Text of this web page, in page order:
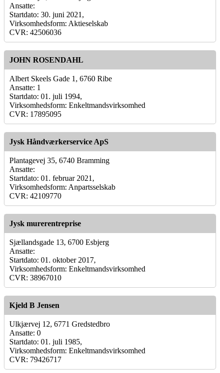
Ansatte:
Startdato: 30. juni 2021,
Virksomhedsform: Aktieselskab
CVR: 42506036
JOHN ROSENDAHL
Albert Skeels Gade 1, 6760 Ribe
Ansatte: 1
Startdato: 01. juli 1994,
Virksomhedsform: Enkeltmandsvirksomhed
CVR: 17895095
Jysk Håndværkerservice ApS
Plantagevej 35, 6740 Bramming
Ansatte:
Startdato: 01. februar 2021,
Virksomhedsform: Anpartsselskab
CVR: 42109770
Jysk murerentreprise
Sjællandsgade 13, 6700 Esbjerg
Ansatte:
Startdato: 01. oktober 2017,
Virksomhedsform: Enkeltmandsvirksomhed
CVR: 38967010
Kjeld B Jensen
Ulkjærvej 12, 6771 Gredstedbro
Ansatte: 0
Startdato: 01. juli 1985,
Virksomhedsform: Enkeltmandsvirksomhed
CVR: 79426717